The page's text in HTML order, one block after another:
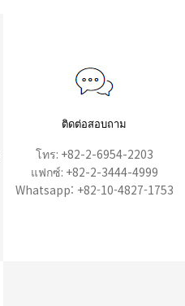
ติดต่อสอบถาม
โทร: +82-2-6954-2203
แฟกซ์: +82-2-3444-4999
Whatsapp: +82-10-4827-1753